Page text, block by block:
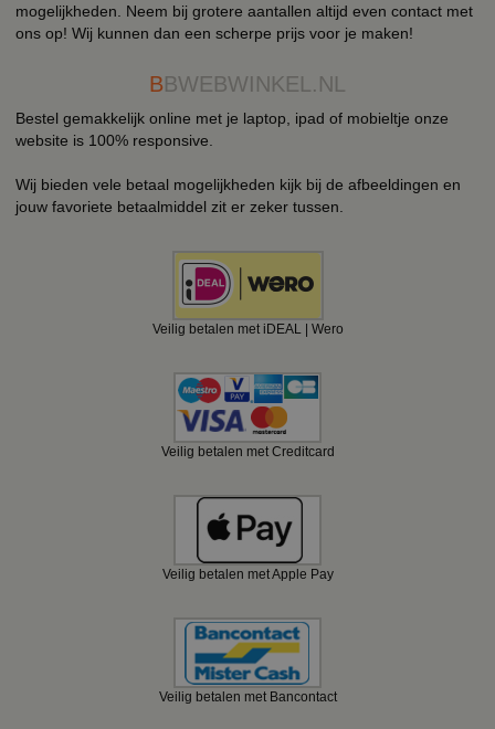
mogelijkheden. Neem bij grotere aantallen altijd even contact met
ons op! Wij kunnen dan een scherpe prijs voor je maken!
BBWEBWINKEL.NL
Bestel gemakkelijk online met je laptop, ipad of mobieltje onze
website is 100% responsive.
Wij bieden vele betaal mogelijkheden kijk bij de afbeeldingen en
jouw favoriete betaalmiddel zit er zeker tussen.
Veilig betalen met iDEAL | Wero
Veilig betalen met Creditcard
Veilig betalen met Apple Pay
Veilig betalen met Bancontact